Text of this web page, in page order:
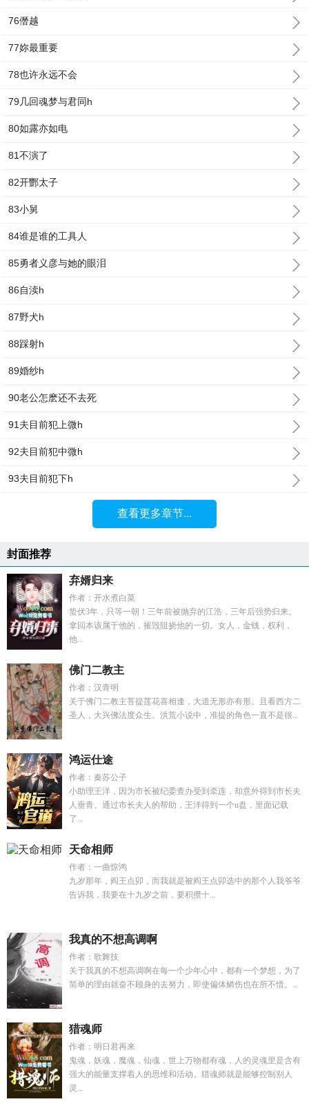
76僭越
77妳最重要
78也许永远不会
79几回魂梦与君同h
80如露亦如电
81不演了
82开酆太子
83小舅
84谁是谁的工具人
85勇者义彦与她的眼泪
86自渎h
87野犬h
88踩射h
89婚纱h
90老公怎麽还不去死
91夫目前犯上微h
92夫目前犯中微h
93夫目前犯下h
查看更多章节...
封面推荐
弃婿归来
作者：开水煮白菜
蛰伏3年，只等一朝！三年前被抛弃的江浩，三年后强势归来。
拿回本该属于他的，摧毁阻挠他的一切。女人，金钱，权利，
他...
佛门二教主
作者：汉青明
关于佛门二教主菩提莲花喜相逢，大道无形亦有形。且看西方二
圣人，大兴佛法度众生。洪荒小说中，准提的角色一直不是很...
鸿运仕途
作者：秦苏公子
小助理王洋，因为市长被纪委查办受到牵连，却意外得到市长夫
人垂青。通过市长夫人的帮助，王洋得到一个u盘，里面记载
了...
天命相师
作者：一曲惊鸿
九岁那年，阎王点卯，而我就是被阎王点卯选中的那个人我爷爷
告诉我，我要在十九岁之前，要积攒十...
我真的不想高调啊
作者：歌舞技
关于我真的不想高调啊在每一个少年心中，都有一个梦想，为了
简单的理由就奋不顾身的去努力，即使偏体鳞伤也在所不惜。...
猎魂师
作者：明日君再来
鬼魂，妖魂，魔魂，仙魂，世上万物都有魂，人的灵魂里是含有
强大的能量支撑着人的思维和活动。猎魂师就是能够控制别人
灵...